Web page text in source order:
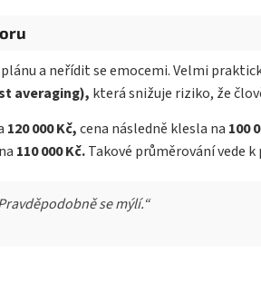
a neřídit se emocemi. Velmi
averaging), která snižuje riziko, že
120 000 Kč,cena následně klesla na 100
110 000 Kč.Takové průměrování vede k
se mýlí.“